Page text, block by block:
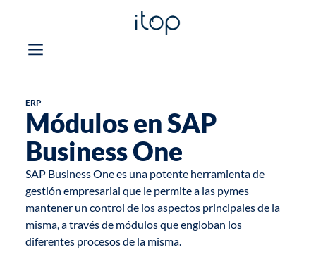
ERP
Módulos en SAP
Business One
SAP Business Onees una potente herramienta de
gestión empresarial que le permite a las pymes
mantener un control de los aspectos principales de la
misma, a través de módulos que engloban los
diferentes procesos de la misma.